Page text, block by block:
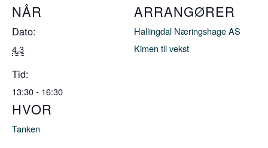
NÅR
Dato:
4.3
Tid:
13:30 - 16:30
HVOR
Tanken
ARRANGØRER
Hallingdal Næringshage AS
Kimen til vekst